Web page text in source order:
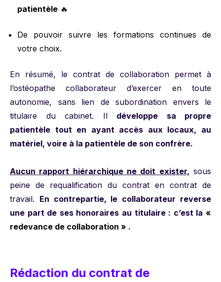
patientèle 🔥
De pouvoir suivre les formations continues de
votre choix.
En résumé, le contrat de collaboration permet à
l’ostéopathe collaborateur d’exercer en toute
autonomie, sans lien de subordination envers le
titulaire du cabinet. Il développe sa propre
patientèle tout en ayant accès aux locaux, au
matériel, voire à la patientèle de son confrère.
Aucun rapport hiérarchique ne doit exister, sous
peine de requalification du contrat en contrat de
travail. En contrepartie, le collaborateur reverse
une part de ses honoraires au titulaire : c’est la «
redevance de collaboration » .
Rédaction du contrat de